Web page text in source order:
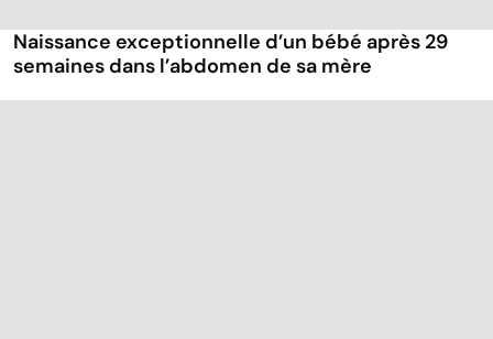
Naissance exceptionnelle d’un bébé après 29
semaines dans l’abdomen de sa mère